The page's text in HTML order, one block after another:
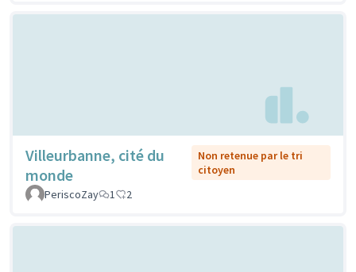
Villeurbanne, cité du
monde
Non retenue par le tri
citoyen
PeriscoZay
1 2